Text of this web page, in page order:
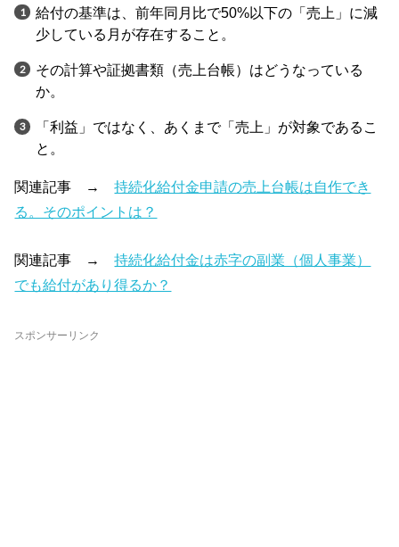
給付の基準は、前年同月比で50%以下の「売上」に減
少している月が存在すること。
その計算や証拠書類（売上台帳）はどうなっている
か。
「利益」ではなく、あくまで「売上」が対象であるこ
と。
関連記事 →持続化給付金申請の売上台帳は自作でき
る。そのポイントは？
関連記事 →持続化給付金は赤字の副業（個人事業）
でも給付があり得るか？
スポンサーリンク